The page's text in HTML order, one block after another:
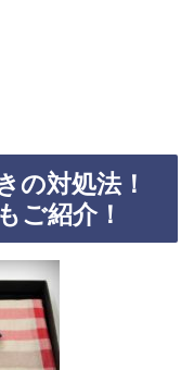
の対処法！
ご紹介！